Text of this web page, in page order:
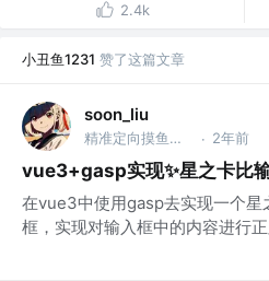
2.4k
小丑鱼1231 赞了这篇文章
soon_liu
精准定向摸鱼大师 · 2年前
vue3+gasp实现✨星之卡比
在vue3中使用gasp去实现一个星
框，实现对输入框中的内容进行